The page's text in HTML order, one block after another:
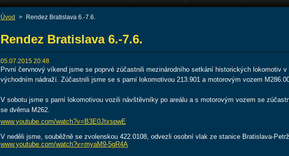
Úvod > Rendez Bratislava 6.-7.6.
Rendez Bratislava 6.-7.6.
05.07.2015 20:48
První červnový víkend jsme se poprvé zúčastnili mezinárodního setkání historických lokomotiv v
východním nádraží. Zúčastnili jsme se s parní lokomotivou 213.901 a motorovým vozem
V sobotu jsme s parní lokomotivou vozili návštěvníky po areálu a s motorovým vozem se
se dvěma M262.
www.youtube.com/watch?v=B3E0JtxspwE
V neděli jsme, souběžně se zvolenskou 422.0108, odvezli osobní vlak ze stanice Bratislava-
www.youtube.com/watch?v=myaM9-5gR4A